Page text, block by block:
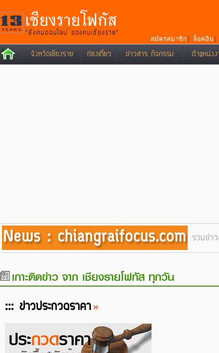
สมัครสมาชิก ล็อคอิน
จังหวัดเชียงราย ท่องเที่ยว ข่าวสาร กิจกรรม ตำแหน่ง
รวมข่า
เกาะติดข่าว จาก เชียงรายโฟกัส ทุกวัน
::: ข่าวประกวดราคา»